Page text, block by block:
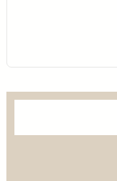
لمقبرة